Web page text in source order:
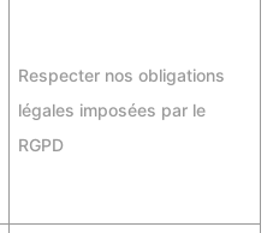
Respecter nos obligations
légales imposées par le
RGPD